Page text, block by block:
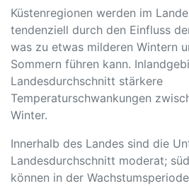
Küstenregionen werden im
tendenziell durch den Einfluss
was zu etwas milderen Wintern
Sommern führen kann.
Landesdurchschnitt stärkere
Temperaturschwankungen
Winter.
Innerhalb des Landes sind die
Landesdurchschnitt moderat;
können in der